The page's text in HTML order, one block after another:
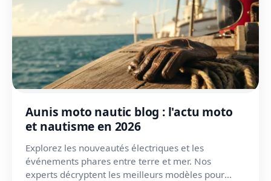
Aunis moto nautic blog : l'actu moto
et nautisme en 2026
Explorez les nouveautés électriques et les
événements phares entre terre et mer. Nos
experts décryptent les meilleurs modèles pour